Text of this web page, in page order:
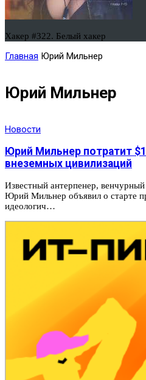
Хакер #322. Белый хакер
Главная Юрий Мильнер
Юрий Мильнер
Новости
Юрий Мильнер потратит
внеземных цивилизаций
Известный антерпенер,
Юрий Мильнер объявил о старте
идеологич…